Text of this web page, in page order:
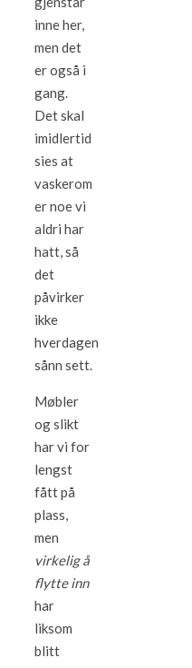
inne her,
men det
er også i
gang.
Det skal
imidlertid
sies at
vaskerom
er noe vi
aldri har
hatt, så
det
påvirker
ikke
hverdagen
sånn sett.
Møbler
og slikt
har vi for
lengst
fått på
plass,
men
virkelig å
flytte inn
har
liksom
blitt